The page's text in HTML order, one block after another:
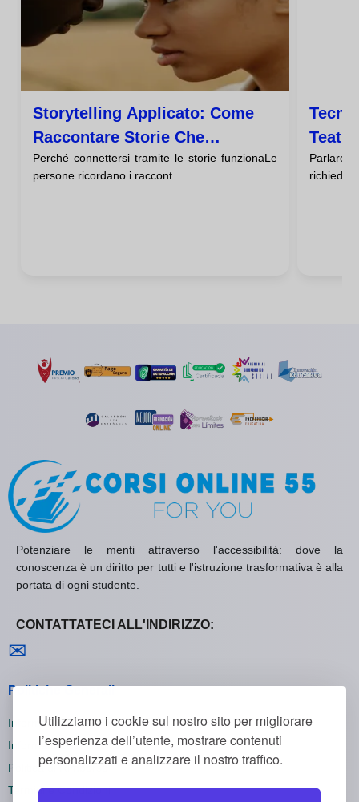
Utilizziamo i cookie sul nostro sito per migliorare
l’esperienza dell’utente, mostrare contenuti
personalizzati e analizzare il nostro traffico.
Storytelling Applicato: Come
Raccontare Storie Che
Catturino Il Tuo Pubblico
Perché connettersi tramite le storie funzionaLe
persone ricordano i raccont...
Parlare
richiede
Potenziare le menti attraverso l'accessibilità: dove la
conoscenza è un diritto per tutti e l'istruzione trasformativa è alla
portata di ogni studente.
CONTATTATECI ALL'INDIRIZZO:
✉
Politiche Generali
Informativa sulla Privacy
Informativa sui Cookie
Politica di Rimborso
Termini e Condizioni